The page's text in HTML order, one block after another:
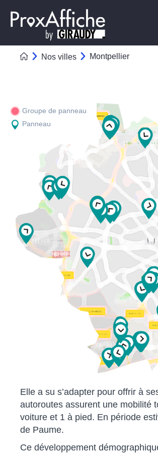
Nos villes Montpellier
Groupe de panneau
Panneau
Elle a su s’adapter pour offrir à
autoroutes assurent une mobilité
voiture et 1 à pied. En période
de Paume.
Ce développement